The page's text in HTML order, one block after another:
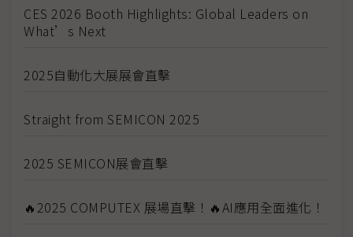
CES 2026 Booth Highlights: Global Leaders on
What’s Next
2025自動化大展展會直擊
Straight from SEMICON 2025
2025 SEMICON展會直擊
🔥2025 COMPUTEX 展場直擊！🔥AI應用全面進化！